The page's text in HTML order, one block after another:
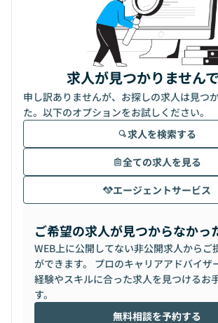
求人が見つかりません
申し訳ありませんが、お探しの求人は見つ
た。以下のオプションをお試しください。
求人を検索する
全ての求人を見る
エージェントサービス
ご希望の求人が見つからなかっ
WEB上に公開してない非公開求人からご
ができます。 プロのキャリアアドバイザ
経験やスキルに合った求人を見つけるお
す。
無料相談を予約する